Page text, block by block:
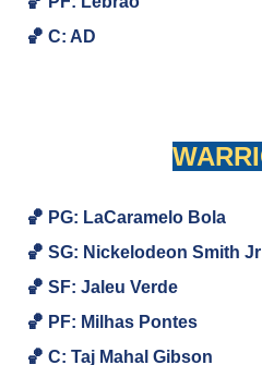
🏀 C: AD
🏀 PG: LaCaramelo Bola
🏀 SG: Nickelodeon Smith Jr
🏀 SF: Jaleu Verde
🏀 PF: Milhas Pontes
🏀 C: Taj Mahal Gibson